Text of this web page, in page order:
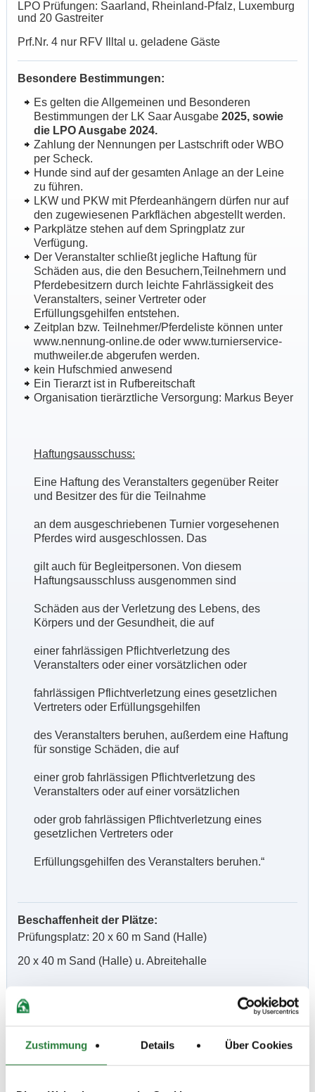
Zustimmung Details Über Cookies
LPO Prüfungen: Saarland, Rheinland-Pfalz, Luxemburg
und 20 Gastreiter
Prf.Nr. 4 nur RFV Illtal u. geladene Gäste
Besondere Bestimmungen:
Es gelten die Allgemeinen und Besonderen
Bestimmungen der LK Saar Ausgabe 2025, sowie
die LPO Ausgabe 2024.
Zahlung der Nennungen per Lastschrift oder WBO
per Scheck.
Hunde sind auf der gesamten Anlage an der Leine
zu führen.
LKW und PKW mit Pferdeanhängern dürfen nur auf
den zugewiesenen Parkflächen abgestellt werden.
Parkplätze stehen auf dem Springplatz zur
Verfügung.
Der Veranstalter schließt jegliche Haftung für
Schäden aus, die den Besuchern,Teilnehmern und
Pferdebesitzern durch leichte Fahrlässigkeit des
Veranstalters, seiner Vertreter oder
Erfüllungsgehilfen entstehen.
Zeitplan bzw. Teilnehmer/Pferdeliste können unter
www.nennung-online.de oder www.turnierservice-
muthweiler.de abgerufen werden.
kein Hufschmied anwesend
Ein Tierarzt ist in Rufbereitschaft
Organisation tierärztliche Versorgung: Markus Beyer
Haftungsausschuss:
Eine Haftung des Veranstalters gegenüber Reiter
und Besitzer des für die Teilnahme
an dem ausgeschriebenen Turnier vorgesehenen
Pferdes wird ausgeschlossen. Das
gilt auch für Begleitpersonen. Von diesem
Haftungsausschluss ausgenommen sind
Schäden aus der Verletzung des Lebens, des
Körpers und der Gesundheit, die auf
einer fahrlässigen Pflichtverletzung des
Veranstalters oder einer vorsätzlichen oder
fahrlässigen Pflichtverletzung eines gesetzlichen
Vertreters oder Erfüllungsgehilfen
des Veranstalters beruhen, außerdem eine Haftung
für sonstige Schäden, die auf
einer grob fahrlässigen Pflichtverletzung des
Veranstalters oder auf einer vorsätzlichen
oder grob fahrlässigen Pflichtverletzung eines
gesetzlichen Vertreters oder
Erfüllungsgehilfen des Veranstalters beruhen.“
Beschaffenheit der Plätze:
Prüfungsplatz: 20 x 60 m Sand (Halle)
20 x 40 m Sand (Halle) u. Abreitehalle
Vorläufige Zeitenteilung:
Sa. vorm.: 1,2,3; nachm.: 4
So. vorm.: 5,6,7,8,9; nachm.: 10,11